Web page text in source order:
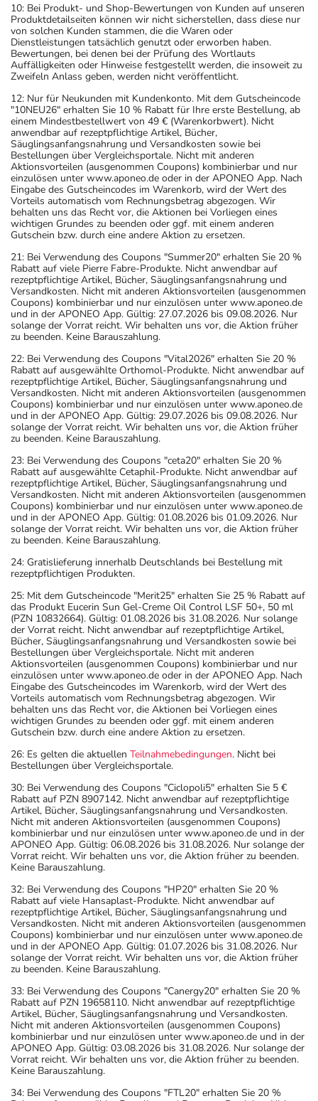
10: Bei Produkt- und Shop-Bewertungen von Kunden auf unseren
Produktdetailseiten können wir nicht sicherstellen, dass diese nur
von solchen Kunden stammen, die die Waren oder
Dienstleistungen tatsächlich genutzt oder erworben haben.
Bewertungen, bei denen bei der Prüfung des Wortlauts
Auffälligkeiten oder Hinweise festgestellt werden, die insoweit zu
Zweifeln Anlass geben, werden nicht veröffentlicht.
12: Nur für Neukunden mit Kundenkonto. Mit dem Gutscheincode
"10NEU26" erhalten Sie 10 % Rabatt für Ihre erste Bestellung, ab
einem Mindestbestellwert von 49 € (Warenkorbwert). Nicht
anwendbar auf rezeptpflichtige Artikel, Bücher,
Säuglingsanfangsnahrung und Versandkosten sowie bei
Bestellungen über Vergleichsportale. Nicht mit anderen
Aktionsvorteilen (ausgenommen Coupons) kombinierbar und nur
einzulösen unter www.aponeo.de oder in der APONEO App. Nach
Eingabe des Gutscheincodes im Warenkorb, wird der Wert des
Vorteils automatisch vom Rechnungsbetrag abgezogen. Wir
behalten uns das Recht vor, die Aktionen bei Vorliegen eines
wichtigen Grundes zu beenden oder ggf. mit einem anderen
Gutschein bzw. durch eine andere Aktion zu ersetzen.
21: Bei Verwendung des Coupons "Summer20" erhalten Sie 20 %
Rabatt auf viele Pierre Fabre-Produkte. Nicht anwendbar auf
rezeptpflichtige Artikel, Bücher, Säuglingsanfangsnahrung und
Versandkosten. Nicht mit anderen Aktionsvorteilen (ausgenommen
Coupons) kombinierbar und nur einzulösen unter www.aponeo.de
und in der APONEO App. Gültig: 27.07.2026 bis 09.08.2026. Nur
solange der Vorrat reicht. Wir behalten uns vor, die Aktion früher
zu beenden. Keine Barauszahlung.
22: Bei Verwendung des Coupons "Vital2026" erhalten Sie 20 %
Rabatt auf ausgewählte Orthomol-Produkte. Nicht anwendbar auf
rezeptpflichtige Artikel, Bücher, Säuglingsanfangsnahrung und
Versandkosten. Nicht mit anderen Aktionsvorteilen (ausgenommen
Coupons) kombinierbar und nur einzulösen unter www.aponeo.de
und in der APONEO App. Gültig: 29.07.2026 bis 09.08.2026. Nur
solange der Vorrat reicht. Wir behalten uns vor, die Aktion früher
zu beenden. Keine Barauszahlung.
23: Bei Verwendung des Coupons "ceta20" erhalten Sie 20 %
Rabatt auf ausgewählte Cetaphil-Produkte. Nicht anwendbar auf
rezeptpflichtige Artikel, Bücher, Säuglingsanfangsnahrung und
Versandkosten. Nicht mit anderen Aktionsvorteilen (ausgenommen
Coupons) kombinierbar und nur einzulösen unter www.aponeo.de
und in der APONEO App. Gültig: 01.08.2026 bis 01.09.2026. Nur
solange der Vorrat reicht. Wir behalten uns vor, die Aktion früher
zu beenden. Keine Barauszahlung.
24: Gratislieferung innerhalb Deutschlands bei Bestellung mit
rezeptpflichtigen Produkten.
25: Mit dem Gutscheincode "Merit25" erhalten Sie 25 % Rabatt auf
das Produkt Eucerin Sun Gel-Creme Oil Control LSF 50+, 50 ml
(PZN 10832664). Gültig: 01.08.2026 bis 31.08.2026. Nur solange
der Vorrat reicht. Nicht anwendbar auf rezeptpflichtige Artikel,
Bücher, Säuglingsanfangsnahrung und Versandkosten sowie bei
Bestellungen über Vergleichsportale. Nicht mit anderen
Aktionsvorteilen (ausgenommen Coupons) kombinierbar und nur
einzulösen unter www.aponeo.de oder in der APONEO App. Nach
Eingabe des Gutscheincodes im Warenkorb, wird der Wert des
Vorteils automatisch vom Rechnungsbetrag abgezogen. Wir
behalten uns das Recht vor, die Aktionen bei Vorliegen eines
wichtigen Grundes zu beenden oder ggf. mit einem anderen
Gutschein bzw. durch eine andere Aktion zu ersetzen.
26: Es gelten die aktuellen Teilnahmebedingungen. Nicht bei
Bestellungen über Vergleichsportale.
30: Bei Verwendung des Coupons "Ciclopoli5" erhalten Sie 5 €
Rabatt auf PZN 8907142. Nicht anwendbar auf rezeptpflichtige
Artikel, Bücher, Säuglingsanfangsnahrung und Versandkosten.
Nicht mit anderen Aktionsvorteilen (ausgenommen Coupons)
kombinierbar und nur einzulösen unter www.aponeo.de und in der
APONEO App. Gültig: 06.08.2026 bis 31.08.2026. Nur solange der
Vorrat reicht. Wir behalten uns vor, die Aktion früher zu beenden.
Keine Barauszahlung.
32: Bei Verwendung des Coupons "HP20" erhalten Sie 20 %
Rabatt auf viele Hansaplast-Produkte. Nicht anwendbar auf
rezeptpflichtige Artikel, Bücher, Säuglingsanfangsnahrung und
Versandkosten. Nicht mit anderen Aktionsvorteilen (ausgenommen
Coupons) kombinierbar und nur einzulösen unter www.aponeo.de
und in der APONEO App. Gültig: 01.07.2026 bis 31.08.2026. Nur
solange der Vorrat reicht. Wir behalten uns vor, die Aktion früher
zu beenden. Keine Barauszahlung.
33: Bei Verwendung des Coupons "Canergy20" erhalten Sie 20 %
Rabatt auf PZN 19658110. Nicht anwendbar auf rezeptpflichtige
Artikel, Bücher, Säuglingsanfangsnahrung und Versandkosten.
Nicht mit anderen Aktionsvorteilen (ausgenommen Coupons)
kombinierbar und nur einzulösen unter www.aponeo.de und in der
APONEO App. Gültig: 03.08.2026 bis 31.08.2026. Nur solange der
Vorrat reicht. Wir behalten uns vor, die Aktion früher zu beenden.
Keine Barauszahlung.
34: Bei Verwendung des Coupons "FTL20" erhalten Sie 20 %